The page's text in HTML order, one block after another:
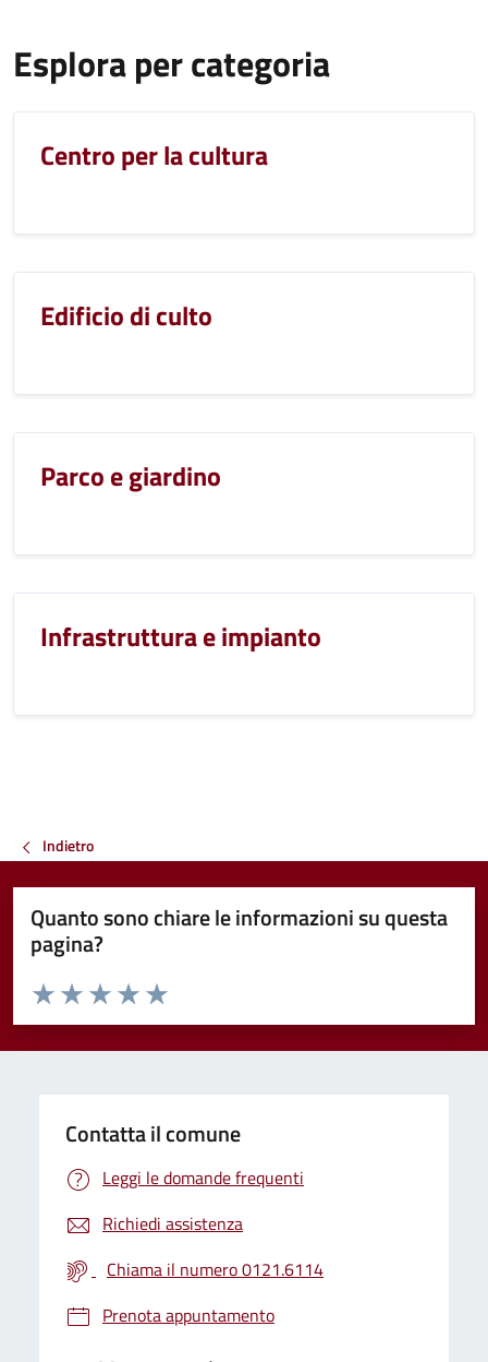
Esplora per categoria
Centro per la cultura
Edificio di culto
Parco e giardino
Infrastruttura e impianto
Indietro
Quanto sono chiare le informazioni su questa
pagina?
Valuta da 1 a 5 stelle la pagina
Valuta 5 stelle su 5
Valuta 4 stelle su 5
Valuta 3 stelle su 5
Valuta 2 stelle su 5
Valuta 1 stelle su 5
Contatta il comune
Leggi le domande frequenti
Richiedi assistenza
Chiama il numero 0121.6114
Prenota appuntamento